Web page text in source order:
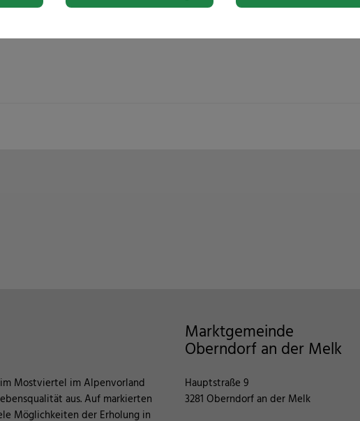
Mostviertel im Alpenvorland
aus. Auf markierten
Möglichkeiten der Erholung in
Marktgemeinde
Oberndorf an der Melk
Hauptstraße 9
3281 Oberndorf an der Melk